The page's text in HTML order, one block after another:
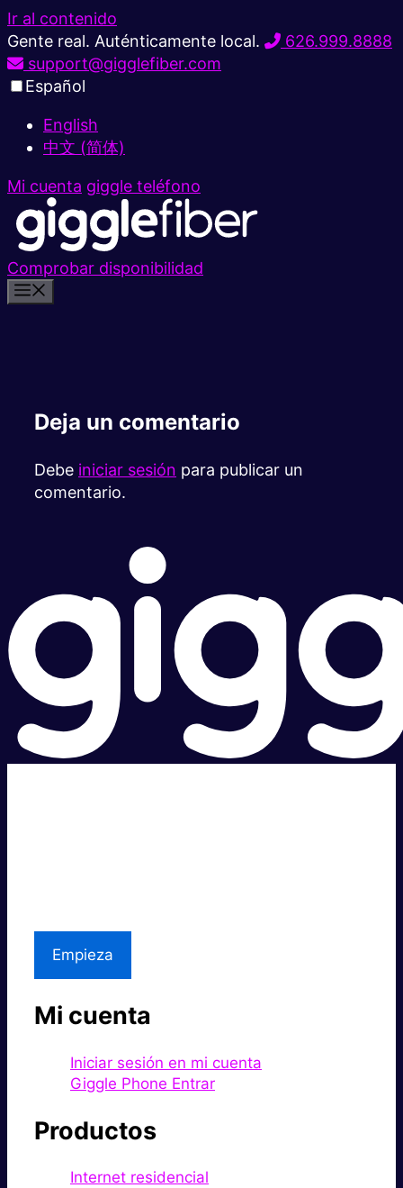
Ir al contenido
Gente real. Auténticamente local.
626.999.8888
support@gigglefiber.com
Español
English
中文 (简体)
Mi cuenta giggle teléfono
Comprobar disponibilidad
Deja un comentario
Debe iniciar sesión para publicar un
comentario.
Empieza
Mi cuenta
Iniciar sesión en mi cuenta
Giggle Phone Entrar
Productos
Internet residencial